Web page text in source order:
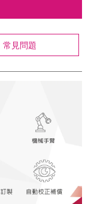
常見問題